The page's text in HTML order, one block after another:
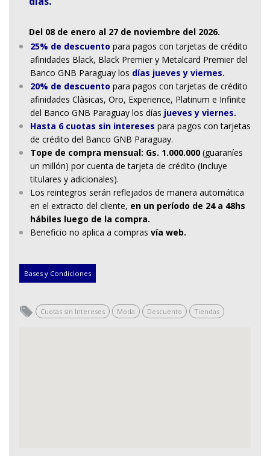
Del 08 de enero al 27 de noviembre del 2026.
25% de descuento para pagos con tarjetas de crédito
afinidades Black, Black Premier y Metalcard Premier del
Banco GNB Paraguay los días jueves y viernes.
20% de descuento para pagos con tarjetas de crédito
afinidades Clàsicas, Oro, Experience, Platinum e Infinite
del Banco GNB Paraguay los días jueves y viernes.
Hasta 6 cuotas sin intereses para pagos con tarjetas
de crédito del Banco GNB Paraguay.
Tope de compra mensual: Gs. 1.000.000 (guaraníes
un millón) por cuenta de tarjeta de crédito (Incluye
titulares y adicionales).
Los reintegros serán reflejados de manera automática
en el extracto del cliente, en un período de 24 a 48hs
hábiles luego de la compra.
Beneficio no aplica a compras vía web.
Bases y Condiciones
Cuotas sin Intereses Moda Descuento Tiendas